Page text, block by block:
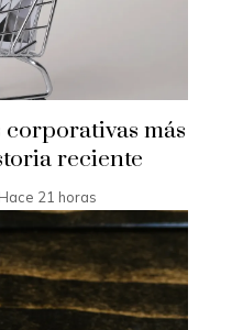
corporativas más
reciente
Hace 21 horas